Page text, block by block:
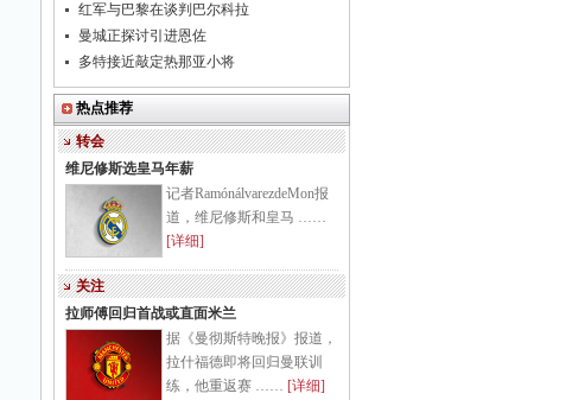
红军与巴黎在谈判巴尔科拉
曼城正探讨引进恩佐
多特接近敲定热那亚小将
热点推荐
转会
维尼修斯选皇马年薪
记者RamónálvarezdeMon报
道，维尼修斯和皇马 ……
[详细]
关注
拉师傅回归首战或直面米兰
据《曼彻斯特晚报》报道，
拉什福德即将回归曼联训
练，他重返赛 …… [详细]